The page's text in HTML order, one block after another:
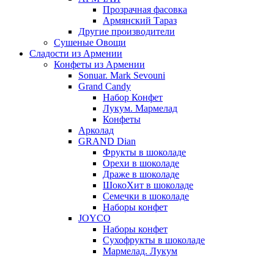
Прозрачная фасовка
Армянский Тараз
Другие производители
Сушеные Овощи
Сладости из Армении
Конфеты из Армении
Sonuar. Mark Sevouni
Grand Candy
Набор Конфет
Лукум. Мармелад
Конфеты
Арколад
GRAND Dian
Фрукты в шоколаде
Орехи в шоколаде
Драже в шоколаде
ШокоХит в шоколаде
Семечки в шоколаде
Наборы конфет
JOYCO
Наборы конфет
Сухофрукты в шоколаде
Мармелад. Лукум